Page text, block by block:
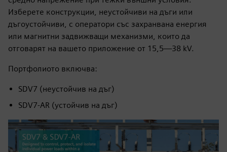
Изберете конструкции, неустойчиви на дъги или
дъгоустойчиви, с оператори със захранвана енергия
или магнитни задвижващи механизми, които да
отговарят на вашето приложение от 15,5—38 kV.
Портфолиото включва:
SDV7 (неустойчив на дъг)
SDV7-AR (устойчив на дъг)